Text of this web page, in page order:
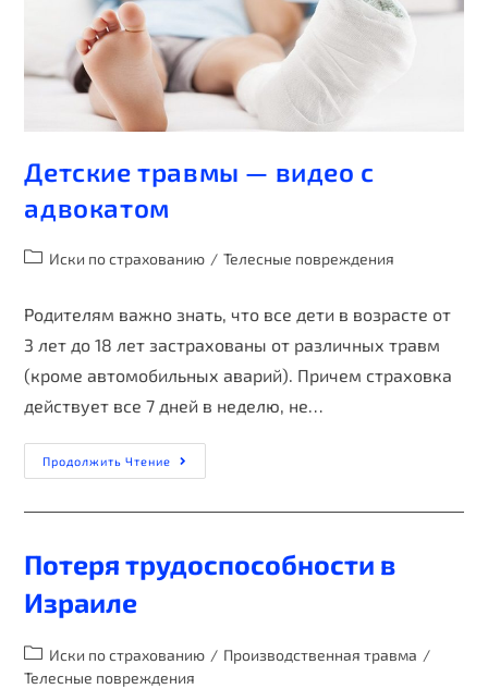
Детские травмы — видео с
адвокатом
Иски по страхованию / Телесные повреждения
Родителям важно знать, что все дети в возрасте от
3 лет до 18 лет застрахованы от различных травм
(кроме автомобильных аварий). Причем страховка
действует все 7 дней в неделю, не…
Продолжить Чтение
Потеря трудоспособности в
Израиле
Иски по страхованию / Производственная травма /
Телесные повреждения